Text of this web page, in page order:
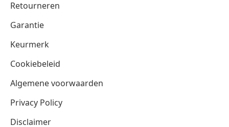
Retourneren
Garantie
Keurmerk
Cookiebeleid
Algemene voorwaarden
Privacy Policy
Disclaimer